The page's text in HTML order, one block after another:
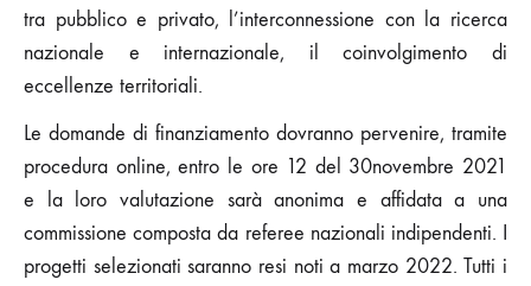
tra pubblico e privato, l’interconnessione con la ricerca
nazionale e internazionale, il coinvolgimento di
eccellenze territoriali.
Le domande di finanziamento dovranno pervenire, tramite
procedura online, entro le ore 12 del 30novembre 2021
e la loro valutazione sarà anonima e affidata a una
commissione composta da referee nazionali indipendenti. I
progetti selezionati saranno resi noti a marzo 2022. Tutti i